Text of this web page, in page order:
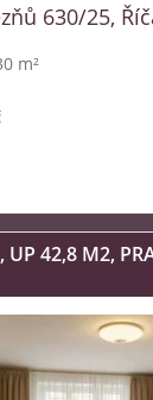
630/25,
m²
UP 42,8 M2,